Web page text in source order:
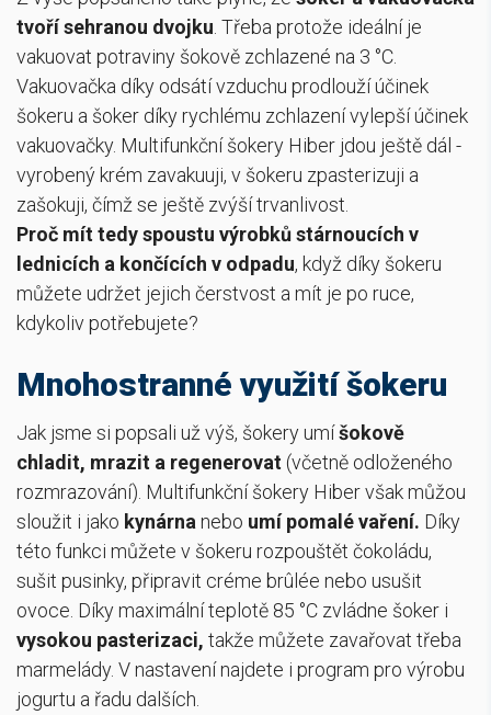
tvoří sehranou dvojku . Třeba protože ideální je
vakuovat potraviny šokově zchlazené na 3 °C.
Vakuovačka díky odsátí vzduchu prodlouží účinek
šokeru a šoker díky rychlému zchlazení vylepší účinek
vakuovačky. Multifunkční šokery Hiber jdou ještě dál -
vyrobený krém zavakuuji, v šokeru zpasterizuji a
zašokuji, čímž se ještě zvýší trvanlivost.
Proč mít tedy spoustu výrobků stárnoucích v
lednicích a končících v odpadu, když díky šokeru
můžete udržet jejich čerstvost a mít je po ruce,
kdykoliv potřebujete?
Mnohostranné využití šokeru
Jak jsme si popsali už výš, šokery umíšokově
chladit, mrazit a regenerovat (včetně odloženého
rozmrazování). Multifunkční šokery Hiber však můžou
sloužit i jako kynárna nebo umí pomalé vaření. Díky
této funkci můžete v šokeru rozpouštět čokoládu,
sušit pusinky, připravit créme brûlée nebo usušit
ovoce. Díky maximální teplotě 85 °C zvládne šoker i
vysokou pasterizaci, takže můžete zavařovat třeba
marmelády. V nastavení najdete i program pro výrobu
jogurtu a řadu dalších.